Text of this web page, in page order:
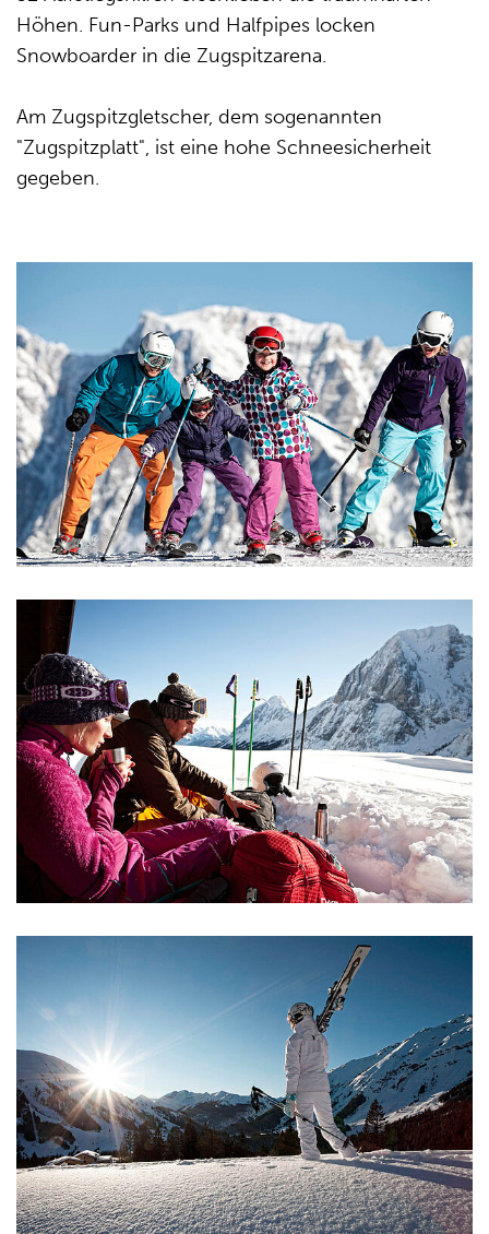
Höhen. Fun-Parks und Halfpipes locken
Snowboarder in die Zugspitzarena.
Am Zugspitzgletscher, dem sogenannten
"Zugspitzplatt", ist eine hohe Schneesicherheit
gegeben.